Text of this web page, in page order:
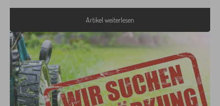
Artikel weiterlesen